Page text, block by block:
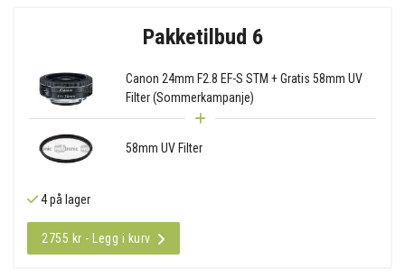
Pakketilbud 6
Canon 24mm F2.8 EF-S STM + Gratis 58mm UV
Filter (Sommerkampanje)
58mm UV Filter
4 på lager
2755 kr - Legg i kurv